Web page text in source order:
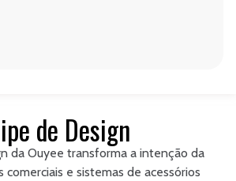
de Design
da Ouyee transforma a intenção da
comerciais e sistemas de acessórios